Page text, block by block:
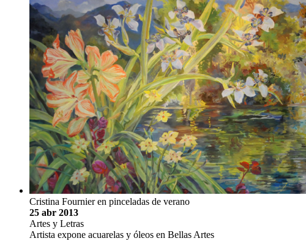
Cristina Fournier en pinceladas de verano
25 abr 2013
Artes y Letras
Artista expone acuarelas y óleos en Bellas Artes